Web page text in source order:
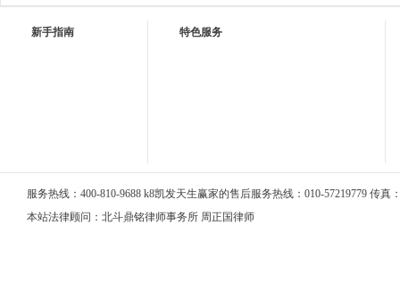
新手指南 特色服务
服务热线：400-810-9688 k8凯发天生赢家的售后服务热线：010-57219779 传真
本站法律顾问：北斗鼎铭律师事务所 周正国律师